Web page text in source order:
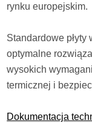
rynku europejskim.
Standardowe
optymalne
wysokich
termicznej i
Dokumentacja